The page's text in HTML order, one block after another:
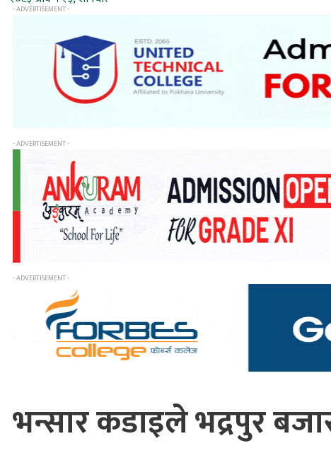
- ADVERTISEMENT -
- ADVERTISEMENT -
- ADVERTISEMENT -
भन्सार कडाइले भद्रपुर